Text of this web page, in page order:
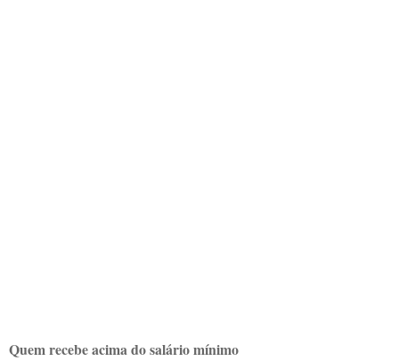
Quem recebe acima do salário mínimo